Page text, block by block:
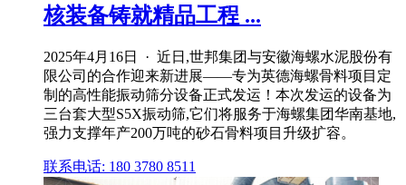
核装备铸就精品工程 ...
2025年4月16日 · 近日,世邦集团与安徽海螺水泥股份有
限公司的合作迎来新进展——专为英德海螺骨料项目定
制的高性能振动筛分设备正式发运！本次发运的设备为
三台套大型S5X振动筛,它们将服务于海螺集团华南基地,
强力支撑年产200万吨的砂石骨料项目升级扩容。
联系电话: 180 3780 8511